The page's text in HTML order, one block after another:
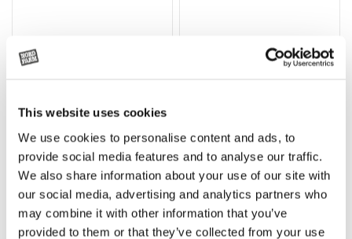
This website uses cookies
We use cookies to personalise content and ads, to
provide social media features and to analyse our traffic.
We also share information about your use of our site with
our social media, advertising and analytics partners who
may combine it with other information that you’ve
provided to them or that they’ve collected from your use
Lägg till i varukorg
T-shirt Avant barn grön 92 cm
G0007
90kr (ex. moms)
T-shirt Avant barn grön 104-110
cm
90 kr (ex. moms)